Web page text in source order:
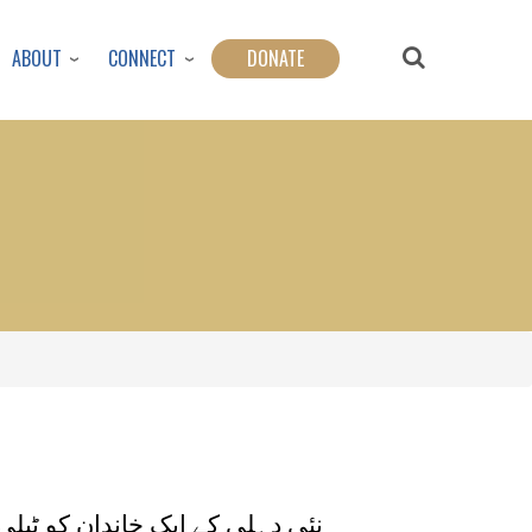
ABOUT CONNECT DONATE
نئی دہلی کے ایک خاندان کو